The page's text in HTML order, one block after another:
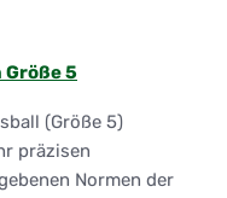
Größe 5
präzisen
Normen der